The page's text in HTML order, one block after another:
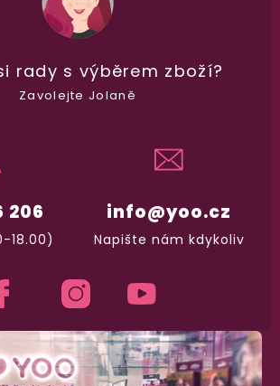
diskrétní balení
nepozná, co jste si objednali. Mrkněte,
balíček.
do 2. dne
záleží! Vše důležité máme
30 dní na bezplatné vrácení zboží
info@yoo.cz
Napište nám kdykoliv
206
18.00)
rady s výběrem zboží?
Zavolejte Jolaně